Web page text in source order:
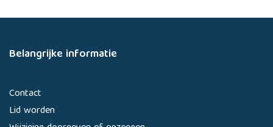
Belangrijke informatie
Contact
Lid worden